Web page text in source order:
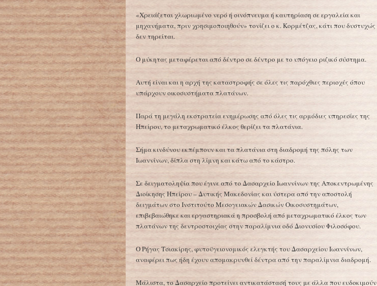
«Χρειάζεται χλωριωμένο νερό ή οινόπνευμα ή καυτηρίαση σε εργαλεία και
μηχανήματα, πριν χρησιμοποιηθούν» τονίζει ο κ. Κορμέτζας, κάτι που δυστυχώς
δεν τηρείται.
Ο μύκητας μεταφέρεται από δέντρο σε δέντρο με το υπόγειο ριζικό σύστημα.
Αυτή είναι και η αρχή της καταστροφής σε όλες τις παρόχθιες περιοχές όπου
υπάρχουν οικοσυστήματα πλατάνων.
Παρά τη μεγάλη εκστρατεία ενημέρωσης από όλες τις αρμόδιες υπηρεσίες της
Ηπείρου, το μεταχρωματικό έλκος θερίζει τα πλατάνια.
Σήμα κινδύνου εκπέμπουν και τα πλατάνια στη διαδρομή της πόλης των
Ιωαννίνων, δίπλα στη λίμνη και κάτω από το κάστρο.
Σε δειγματοληψία που έγινε από το Δασαρχείο Ιωαννίνων της Αποκεντρωμένης
Διοίκησης Ηπείρου – Δυτικής Μακεδονίας και ύστερα από την αποστολή
δειγμάτων στο Ινστιτούτο Μεσογειακών Δασικών Οικοσυστημάτων,
επιβεβαιώθηκε και εργαστηριακά η προσβολή από μεταχρωματικό έλκος των
πλατάνων της δεντροστοιχίας στην παραλίμνια οδό Διονυσίου Φιλοσόφου.
Ο Ρήγας Τσιακίρης, φυτοϋγειονομικός ελεγκτής του Δασαρχείου Ιωαννίνων,
αναφέρει πως ήδη έχουν απομακρυνθεί δέντρα από την παραλίμνια διαδρομή.
Μάλιστα, το Δασαρχείο προτείνει αντικατάστασή τους με άλλα που ευδοκιμούν